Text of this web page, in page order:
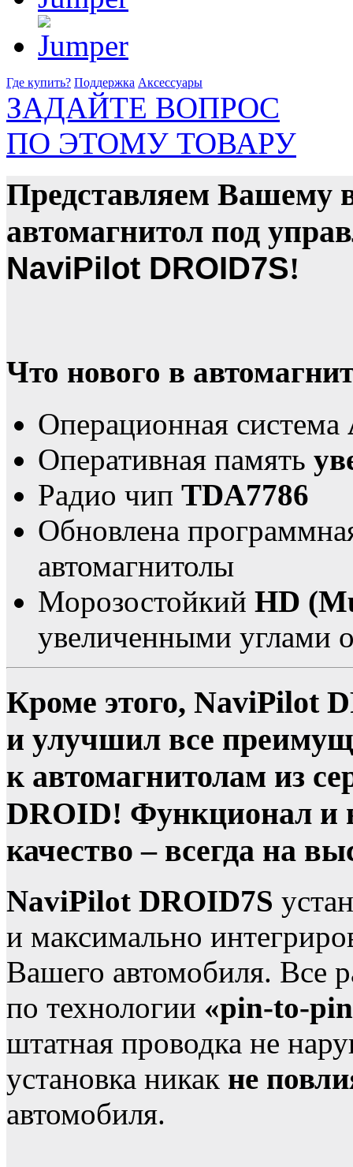
Где купить? Поддержка Аксессуары
ЗАДАЙТЕ ВОПРОС
ПО ЭТОМУ ТОВАРУ
Представляем Вашему
автомагнитол под
NaviPilot DROID7S!
Что нового в
Операционная система
Оперативная память
Радио чип TDA7786
Обновлена
автомагнитолы
Морозостойкий HD
увеличенными углами
Кроме этого, NaviPilot
и улучшил все
к автомагнитолам из
DROID! Функционал и
качество – всегда на
NaviPilot DROID7S
и максимально
Вашего автомобиля. Все
по технологии «pin-to-
штатная проводка не
установка никак не
автомобиля.